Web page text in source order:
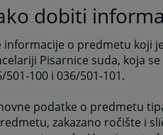
dobiti
informacije o predmetu koji
Pisarnice suda, koja
501-100 i 036/501-101.
podatke o predmetu
zakazano ročište i